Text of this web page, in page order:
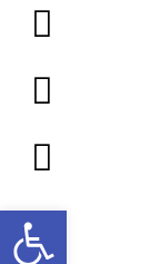
פתח